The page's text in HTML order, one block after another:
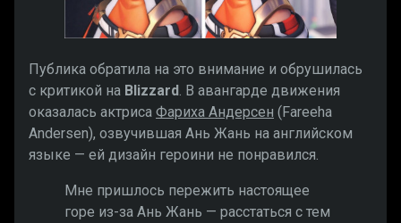
Публика обратила на это внимание и обрушилась
с критикой на Blizzard . В авангарде движения
оказалась актриса Фариха Андерсен (Fareeha
Andersen), озвучившая Ань Жань на английском
языке — ей дизайн героини не понравился.
Мне пришлось пережить настоящее
горе из-за Ань Жань — расстаться с тем